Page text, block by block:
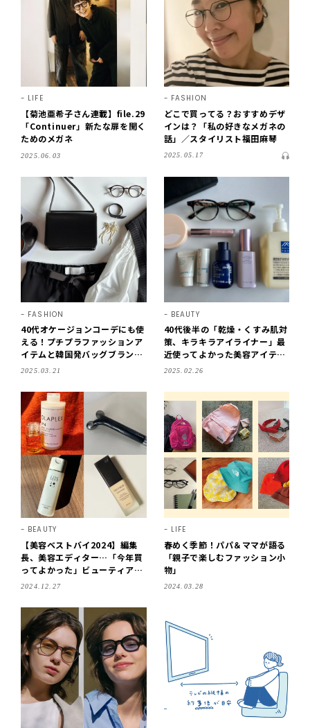
LIFE
【菊池亜希子さん連載】file.29
「Continuer」新たな扉を開く
ためのメガネ
2025.06.03
FASHION
どこで買ってる？おすすめデザ
インは？「私の好きなメガネの
話」／スタイリスト福田麻琴
2025.05.17
FASHION
40代オケージョンコーデにも使
える！プチプラファッションア
イテムと韓国発バッグブランド
「TOUT Y EST（トゥティ
介。【LEE DAYS club ering
o】
2025.03.21
BEAUTY
40代後半の「乾燥・くすみ肌対
策、キラキラアイライナー」最
近使ってよかった美容アイテム
5選＆やっと出会えた似合
S club tanpopo】
2025.02.26
BEAUTY
【美容ベストバイ2024】編集
長、美容エディター…「今年買
ってよかった」ビューティアイ
テムとは？【コスメデコルテ、
2024.12.27
LIFE
春めく季節！パパ＆ママが語る
「親子で楽しむファッション小
物」
2024.03.28